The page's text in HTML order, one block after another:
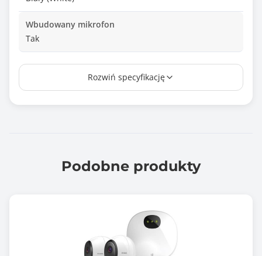
Wbudowany mikrofon
Tak
Wymiary [G x S x W] (mm)
Rodzaj kamery
Podczerwień
Rozwiń specyfikację
Podobne produkty